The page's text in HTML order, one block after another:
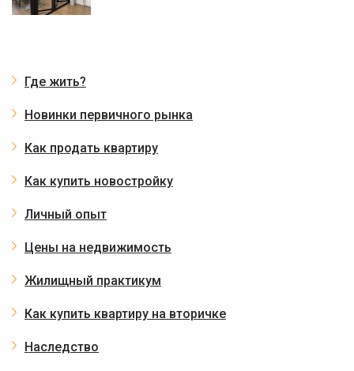
Где жить?
Новинки первичного рынка
Как продать квартиру
Как купить новостройку
Личный опыт
Цены на недвижимость
Жилищный практикум
Как купить квартиру на вторичке
Наследство